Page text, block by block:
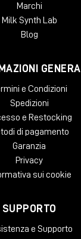
su Milk Audio
Black
più complete e
277t
Audioè uno di
sorprendere.
Marchi
Milk Synth Lab
Blog
e Condizioni
Spedizioni
e Restocking
di pagamento
Garanzia
Privacy
sui cookie
SUPPORTO
e Supporto